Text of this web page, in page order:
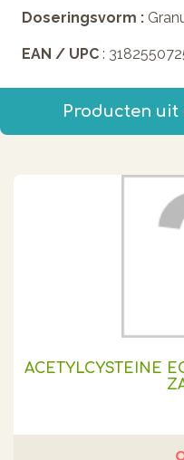
Doseringsvorm :
EAN / UPC :
Producten
ACETYLCYSTEINE